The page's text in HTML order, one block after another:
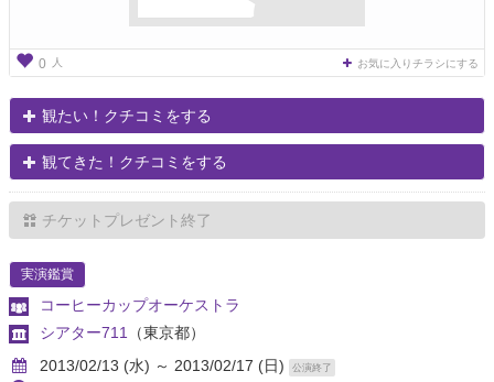
0 人 お気に入りチラシにする
観たい！クチコミをする
観てきた！クチコミをする
チケットプレゼント終了
実演鑑賞
コーヒーカップオーケストラ
シアター711
（東京都）
2013/02/13 (水) ～ 2013/02/17 (日)
公演終了